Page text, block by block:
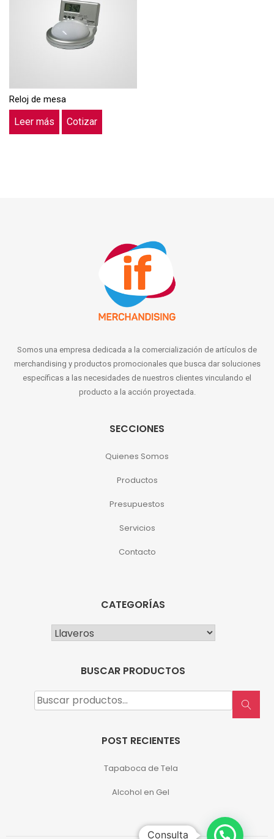
Reloj de mesa
Leer más Cotizar
Somos una empresa dedicada a la comercialización de artículos de
merchandising y productos promocionales que busca dar soluciones
específicas a las necesidades de nuestros clientes vinculando el
producto a la acción proyectada.
SECCIONES
Quienes Somos
Productos
Presupuestos
Servicios
Contacto
CATEGORÍAS
BUSCAR PRODUCTOS
Buscar
por:
POST RECIENTES
Tapaboca de Tela
Alcohol en Gel
Consulta